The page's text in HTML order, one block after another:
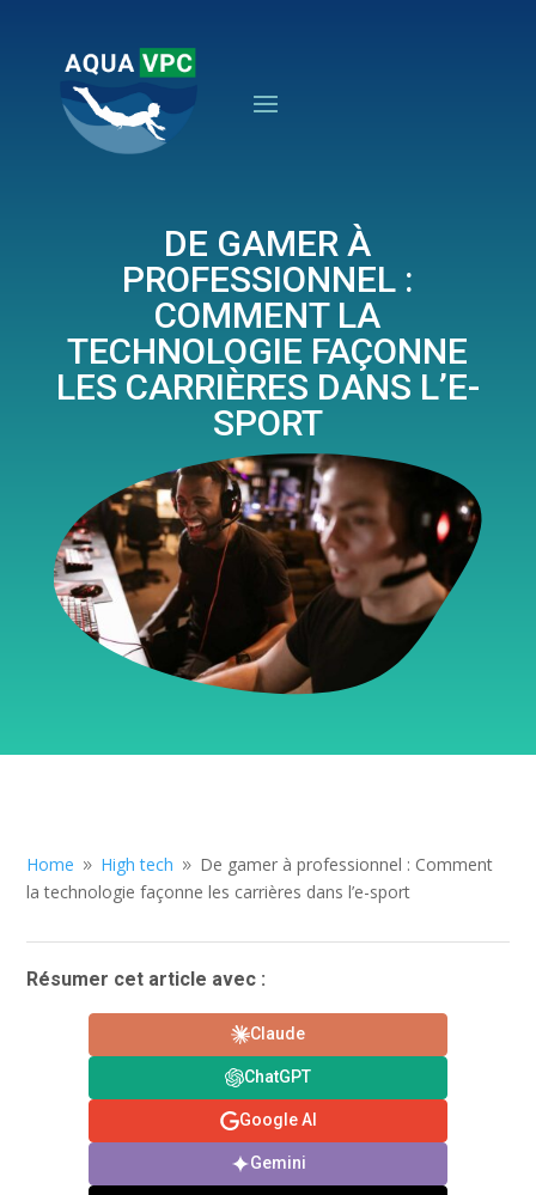
DE GAMER À
PROFESSIONNEL :
COMMENT LA
TECHNOLOGIE FAÇONNE
LES CARRIÈRES DANS L’E-
SPORT
Home 9 High tech 9 De gamer à professionnel : Comment
la technologie façonne les carrières dans l’e-sport
Résumer cet article avec :
Claude
ChatGPT
Google AI
Gemini